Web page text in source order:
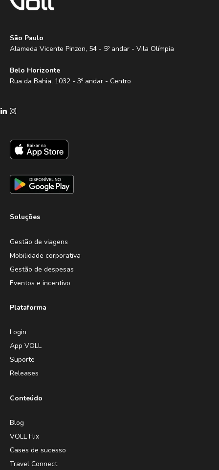
São Paulo
Alameda Vicente Pinzon, 54 - 5º andar - Vila Olímpia
Belo Horizonte
Rua da Bahia, 1032 - 3º andar - Centro
Soluções
Gestão de viagens
Mobilidade corporativa
Gestão de despesas
Eventos e incentivo
Plataforma
Login
App VOLL
Suporte
Releases
Conteúdo
Blog
VOLL Flix
Cases de sucesso
Travel Connect